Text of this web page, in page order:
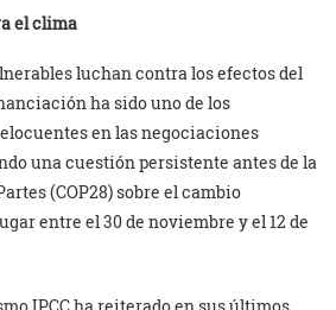
el clima
luchan contra los efectos del
ha sido uno de los
en las negociaciones
una cuestión persistente antes de la
(COP28) sobre el cambio
entre el 30 de noviembre y el 12 de
IPCC ha reiterado en sus últimos